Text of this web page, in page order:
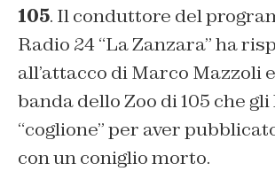
105. Il conduttore del
Radio 24 “La Zanzara” ha
all’attacco di Marco Mazzoli
banda dello Zoo di 105 che
“coglione” per aver
con un coniglio morto.